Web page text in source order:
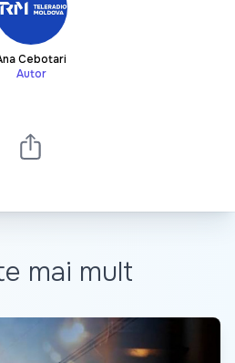
Cebotari
Autor
mai mult